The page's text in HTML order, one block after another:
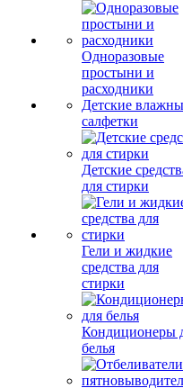
Одноразовые
простыни и
расходники
Детские
салфетки
Детские
для стирки
Гели и жидкие
средства для
стирки
Кондиционеры
белья